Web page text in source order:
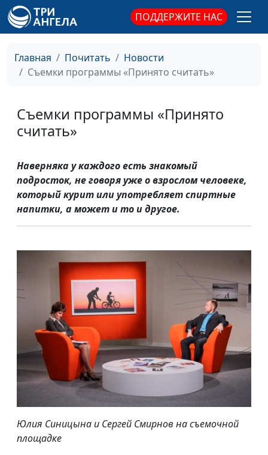
ПОДДЕРЖИТЕ НАС
Главная Почитать
Новости
Съемки программы «Принято считать»
Съемки программы «Принято
считать»
Наверняка у каждого есть знакомый
подросток, не говоря уже о взрослом человеке,
который курит или употребляет спиртные
напитки, а может и то и другое.
Юлия Синицына и Сергей Смирнов на съемочной
площадке